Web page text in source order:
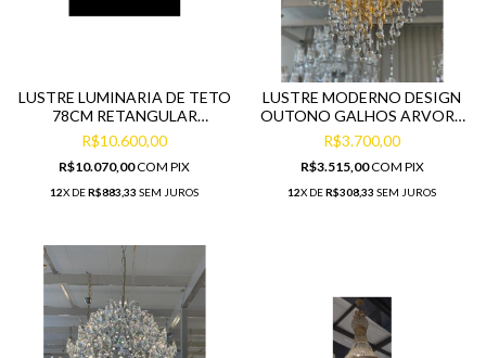
LUSTRE LUMINARIA DE TETO
78CM RETANGULAR
CASCATA TD CRISTAL
R$10.600,00
R$10.070,00COM PIX
12X DER$883,33 SEM JUROS
LUSTRE MODERNO DESIGN
OUTONO GALHOS ARVORE
METAL DOURADO
R$3.700,00
R$3.515,00COM PIX
12X DER$308,33 SEM JUROS